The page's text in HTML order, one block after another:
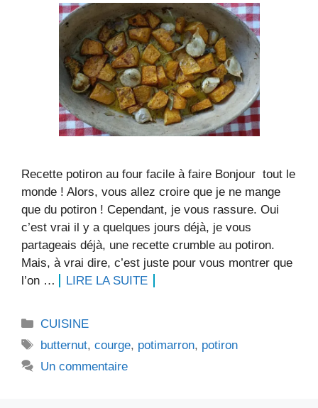
Recette potiron au four facile à faire Bonjour tout le
monde ! Alors, vous allez croire que je ne mange
que du potiron ! Cependant, je vous rassure. Oui
c’est vrai il y a quelques jours déjà, je vous
partageais déjà, une recette crumble au potiron.
Mais, à vrai dire, c’est juste pour vous montrer que
l’on …
LIRE LA SUITE
Catégories
CUISINE
Étiquettes
butternut,courge, potimarron, potiron
Un commentaire